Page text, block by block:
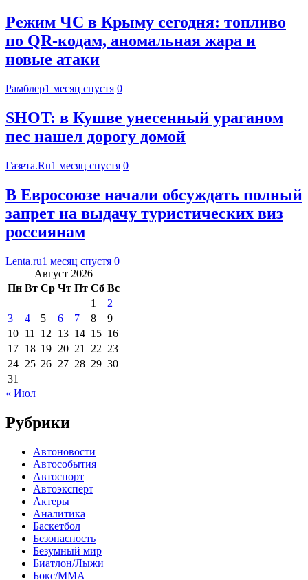
Режим ЧС в Крыму сегодня: топливо
по QR-кодам, аномальная жара и
новые атаки
Рамблер1 месяц спустя 0
SHOT: в Кушве унесенный ураганом
пес нашел дорогу домой
Газета.Ru1 месяц спустя 0
В Евросоюзе начали обсуждать полный
запрет на выдачу туристических виз
россиянам
Lenta.ru1 месяц спустя 0
Август 2026
Пн Вт Ср Чт Пт Сб Вс
1
2
3
4 5 6 7 8
9
10 11 12 13 14 15 16
17 18 19 20 21 22 23
24 25 26 27 28 29 30
31
« Июл
Рубрики
Автоновости
Автособытия
Автоспорт
Автоэксперт
Актеры
Аналитика
Баскетбол
Безопасность
Безумный мир
Биатлон/Лыжи
Бокс/MMA